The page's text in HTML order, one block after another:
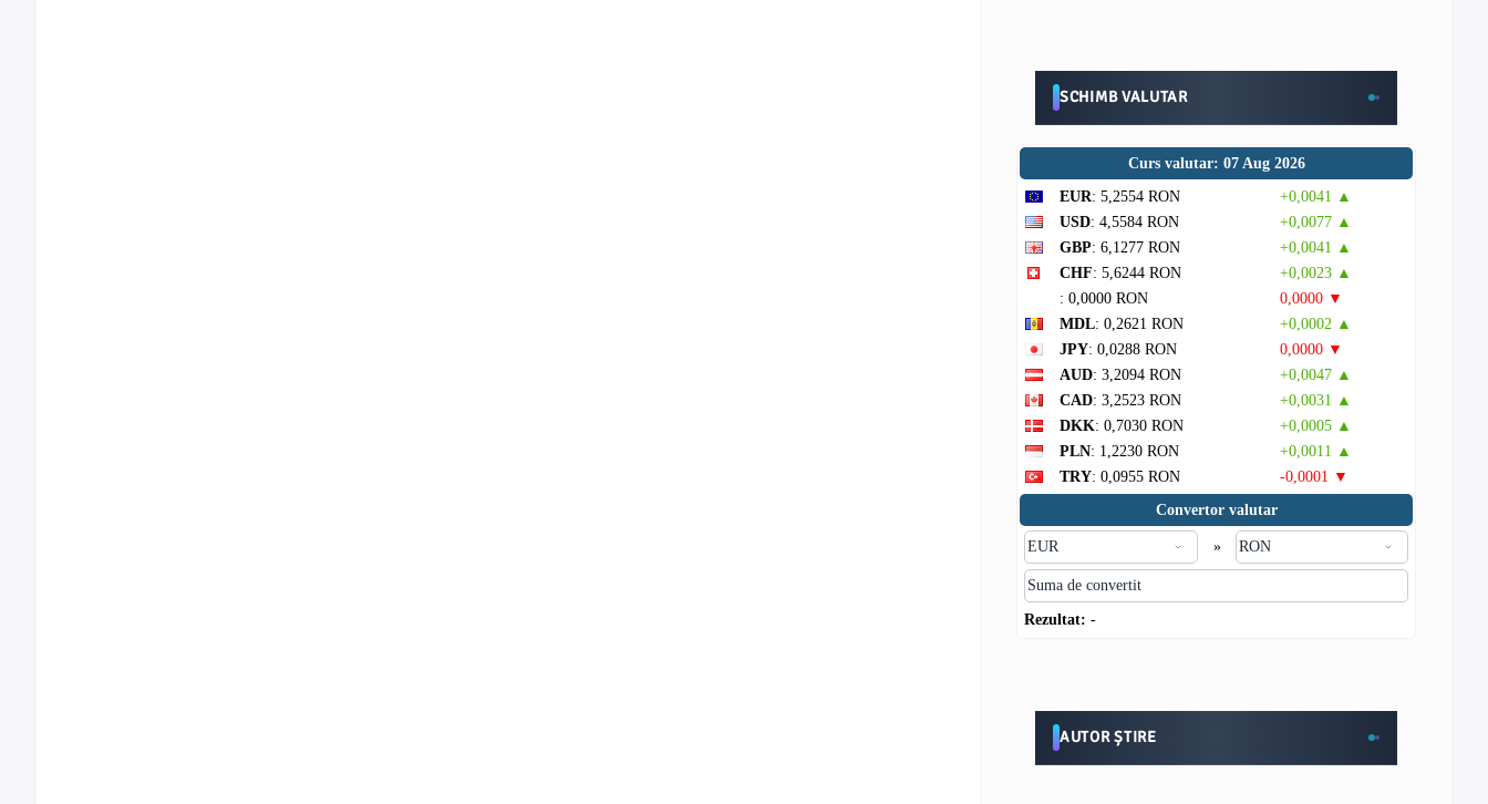
SCHIMB VALUTAR
Curs valutar: 07 Aug 2026
EUR: 5,2554 RON
+0,0041 ▲
USD: 4,5584 RON
+0,0077 ▲
GBP: 6,1277 RON
+0,0041 ▲
CHF: 5,6244 RON
+0,0023 ▲
: 0,0000 RON
0,0000 ▼
MDL: 0,2621 RON
+0,0002 ▲
JPY: 0,0288 RON
0,0000 ▼
AUD: 3,2094 RON
+0,0047 ▲
CAD: 3,2523 RON
+0,0031 ▲
DKK: 0,7030 RON
+0,0005 ▲
PLN: 1,2230 RON
+0,0011 ▲
TRY: 0,0955 RON
-0,0001 ▼
Convertor valutar
»
Rezultat: -
AUTOR ȘTIRE